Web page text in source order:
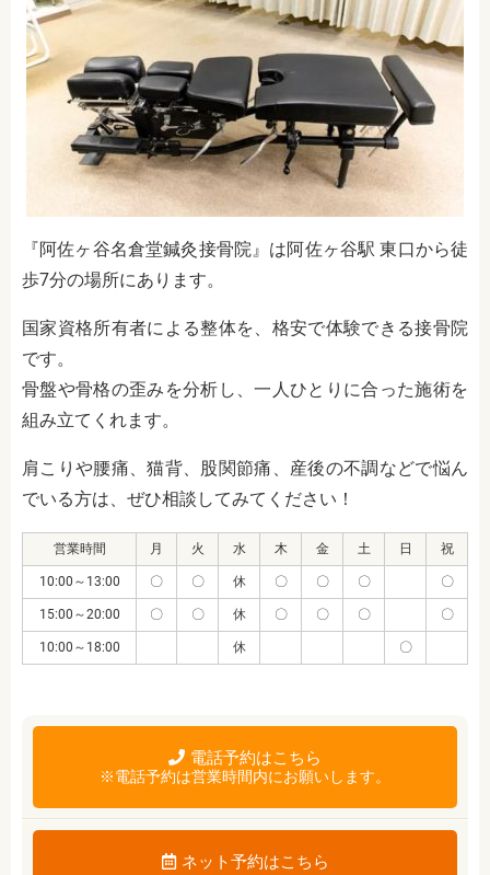
『阿佐ヶ谷名倉堂鍼灸接骨院』は阿佐ヶ谷駅 東口から徒
歩7分の場所にあります。
国家資格所有者による整体を、格安で体験できる接骨院
です。
骨盤や骨格の歪みを分析し、一人ひとりに合った施術を
組み立てくれます。
肩こりや腰痛、猫背、股関節痛、産後の不調などで悩ん
でいる方は、ぜひ相談してみてください！
営業時間 月 火 水 木 金 土 日 祝
10:00～13:00 〇 〇 休 〇 〇 〇 〇
15:00～20:00 〇 〇 休 〇 〇 〇 〇
10:00～18:00 休 〇
電話予約はこちら
※電話予約は営業時間内にお願いします。
ネット予約はこちら